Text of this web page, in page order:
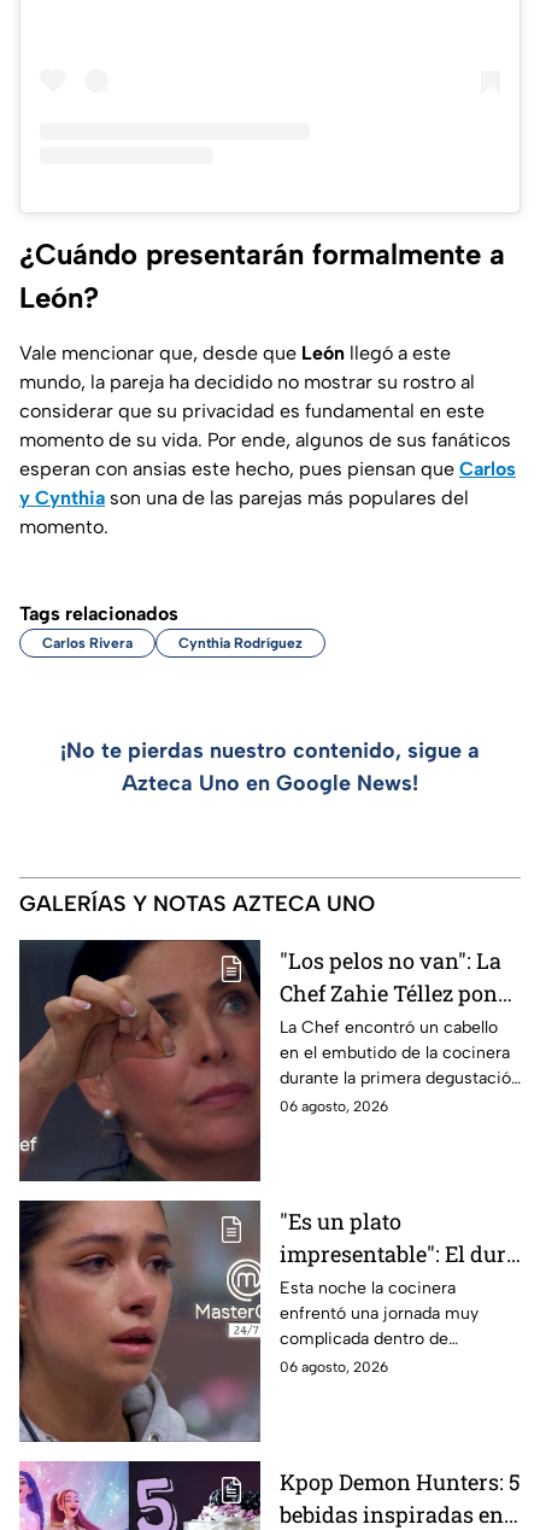
¿Cuándo presentarán formalmente a
León?
Vale mencionar que, desde que León llegó a este
mundo, la pareja ha decidido no mostrar su rostro al
considerar que su privacidad es fundamental en este
momento de su vida. Por ende, algunos de sus fanáticos
esperan con ansias este hecho, pues piensan que Carlos
y Cynthia son una de las parejas más populares del
momento.
Tags relacionados
Carlos Rivera Cynthia Rodríguez
¡No te pierdas nuestro contenido, sigue a
Azteca Uno en Google News!
GALERÍAS Y NOTAS AZTECA UNO
"Los pelos no van": La
Chef Zahie Téllez pone
en evidencia a Carmen
en la gala de mandiles
negros de MasterChef
24/7
La Chef encontró un cabello
en el embutido de la cocinera
durante la primera degustación
de la noche
06 agosto, 2026
"Es un plato
impresentable": El duro
regaño que hizo llorar a
Michelle dentro de
MasterChef 24/7
Esta noche la cocinera
enfrentó una jornada muy
complicada dentro de
MasterChef 24/7.
06 agosto, 2026
Kpop Demon Hunters: 5
bebidas inspiradas en